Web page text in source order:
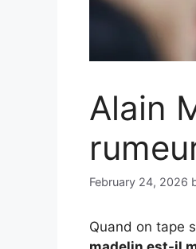
Alain
February 24, 2026
Quand on tape